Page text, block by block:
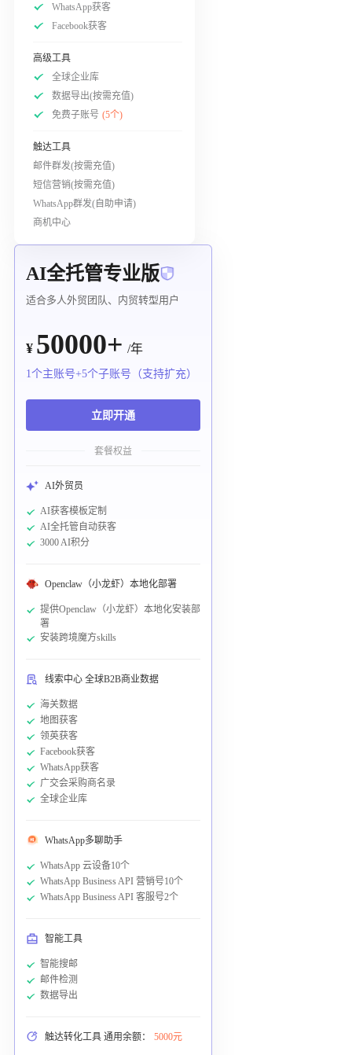
WhatsApp获客
Facebook获客
高级工具
全球企业库
数据导出(按需充值)
免费子账号 (5个)
触达工具
邮件群发(按需充值)
短信营销(按需充值)
WhatsApp群发(自助申请)
商机中心
AI全托管专业版
适合多人外贸团队、内贸转型用户
¥ 50000+ /年
1个主账号+5个子账号（支持扩充）
立即开通
套餐权益
AI外贸员
AI获客模板定制
AI全托管自动获客
3000 AI积分
Openclaw（小龙虾）本地化部署
提供Openclaw（小龙虾）本地化安装部
署
安装跨境魔方skills
线索中心 全球B2B商业数据
海关数据
地图获客
领英获客
Facebook获客
WhatsApp获客
广交会采购商名录
全球企业库
WhatsApp多聊助手
WhatsApp 云设备10个
WhatsApp Business API 营销号10个
WhatsApp Business API 客服号2个
智能工具
智能搜邮
邮件检测
数据导出
触达转化工具 通用余额： 5000元